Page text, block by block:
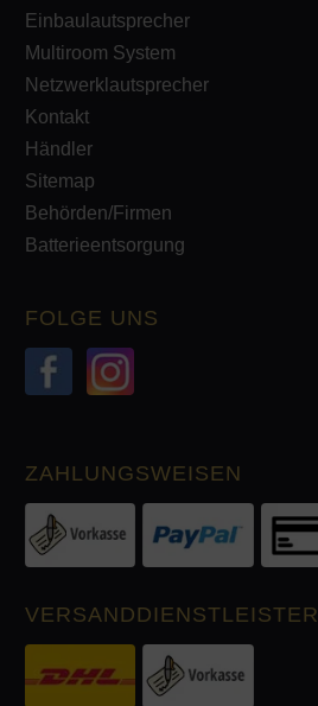
Einbaulautsprecher
Multiroom System
Netzwerklautsprecher
Kontakt
Händler
Sitemap
Behörden/Firmen
Batterieentsorgung
FOLGE UNS
ZAHLUNGSWEISEN
VERSANDDIENSTLEISTER